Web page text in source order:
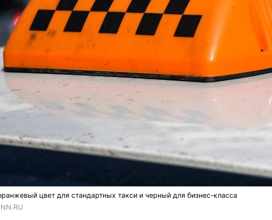
цвет для стандартных такси и черный для бизнес-класса